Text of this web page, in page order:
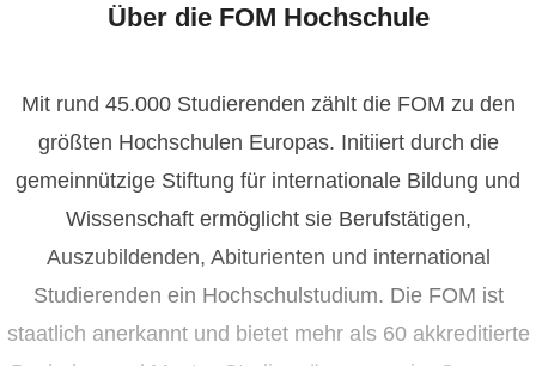
Über die FOM Hochschule
Mit rund 45.000 Studierenden zählt die FOM zu den
größten Hochschulen Europas. Initiiert durch die
gemeinnützige Stiftung für internationale Bildung und
Wissenschaft ermöglicht sie Berufstätigen,
Auszubildenden, Abiturienten und international
Studierenden ein Hochschulstudium. Die FOM ist
staatlich anerkannt und bietet mehr als 60 akkreditierte